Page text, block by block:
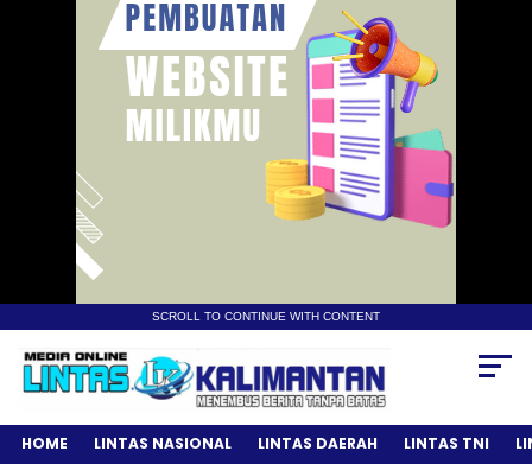
SCROLL TO CONTINUE WITH CONTENT
HOME LINTAS NASIONAL LINTAS DAERAH LINTAS TNI